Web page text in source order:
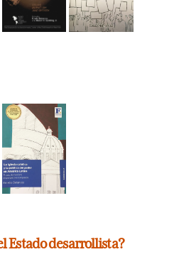
Estado desarrollista?